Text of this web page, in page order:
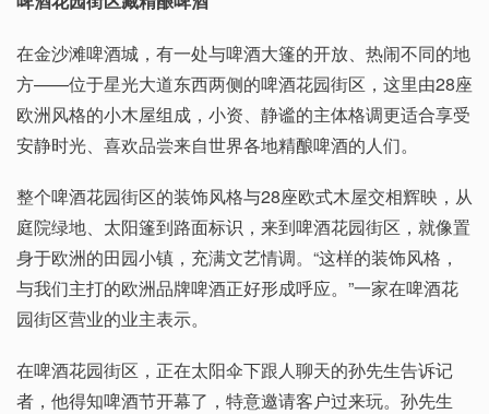
在金沙滩啤酒城，有一处与啤酒大篷的开放、热闹不同的地
方——位于星光大道东西两侧的啤酒花园街区，这里由28座
欧洲风格的小木屋组成，小资、静谧的主体格调更适合享受
安静时光、喜欢品尝来自世界各地精酿啤酒的人们。
整个啤酒花园街区的装饰风格与28座欧式木屋交相辉映，从
庭院绿地、太阳篷到路面标识，来到啤酒花园街区，就像置
身于欧洲的田园小镇，充满文艺情调。“这样的装饰风格，
与我们主打的欧洲品牌啤酒正好形成呼应。”一家在啤酒花
园街区营业的业主表示。
在啤酒花园街区，正在太阳伞下跟人聊天的孙先生告诉记
者，他得知啤酒节开幕了，特意邀请客户过来玩。孙先生